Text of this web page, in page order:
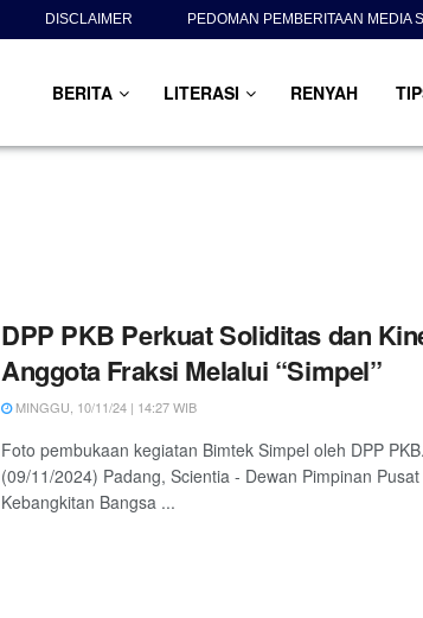
DISCLAIMER PEDOMAN PEMBERITAAN MEDIA
BERITA LITERASI RENYAH
DPP PKB Perkuat Soliditas dan
Anggota Fraksi Melalui “Simpel”
MINGGU, 10/11/24 | 14:27 WIB
Foto pembukaan kegiatan Bimtek Simpel oleh DPP
(09/11/2024) Padang, Scientia - Dewan Pimpinan
Kebangkitan Bangsa ...